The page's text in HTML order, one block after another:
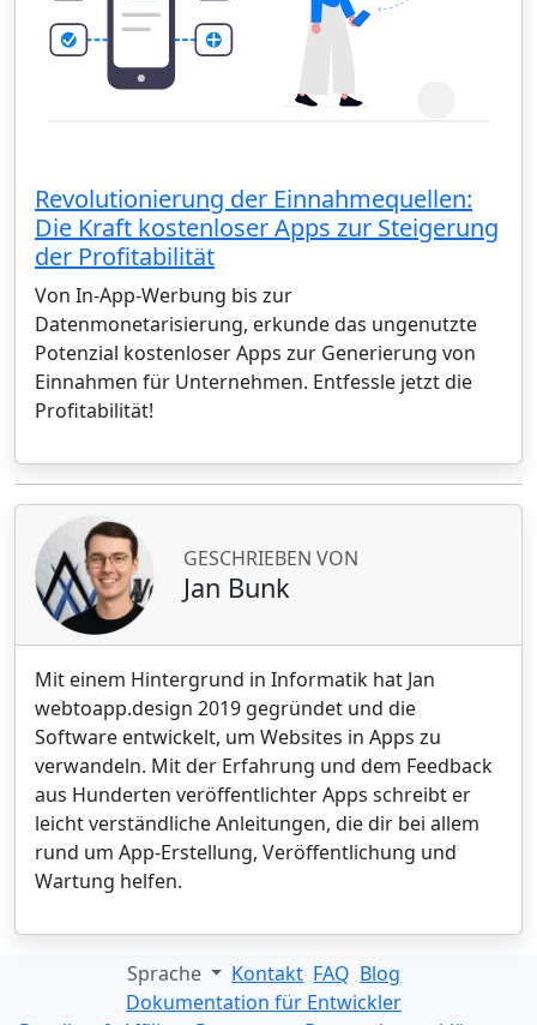
Revolutionierung der Einnahmequellen:
Die Kraft kostenloser Apps zur Steigerung
der Profitabilität
Von In-App-Werbung bis zur
Datenmonetarisierung, erkunde das ungenutzte
Potenzial kostenloser Apps zur Generierung von
Einnahmen für Unternehmen. Entfessle jetzt die
Profitabilität!
GESCHRIEBEN VON
Jan Bunk
Mit einem Hintergrund in Informatik hat Jan
webtoapp.design 2019 gegründet und die
Software entwickelt, um Websites in Apps zu
verwandeln. Mit der Erfahrung und dem Feedback
aus Hunderten veröffentlichter Apps schreibt er
leicht verständliche Anleitungen, die dir bei allem
rund um App-Erstellung, Veröffentlichung und
Wartung helfen.
Sprache Kontakt FAQ Blog
Dokumentation für Entwickler